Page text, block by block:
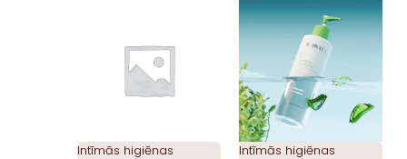
Intīmās higiēnas
Intīmās higiēnas